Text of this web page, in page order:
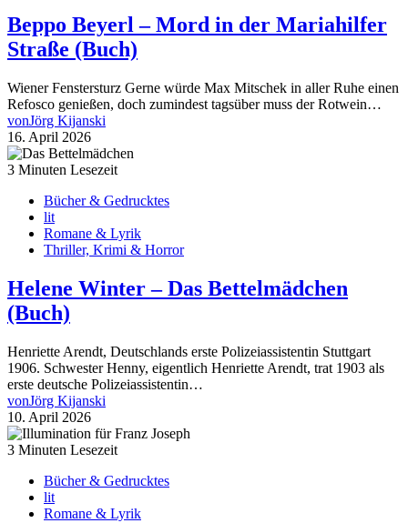
Beppo Beyerl – Mord in der Mariahilfer
Straße (Buch)
Wiener Fenstersturz Gerne würde Max Mitschek in aller Ruhe einen
Refosco genießen, doch zumindest tagsüber muss der Rotwein…
vonJörg Kijanski
16. April 2026
3 Minuten Lesezeit
Bücher & Gedrucktes
lit
Romane & Lyrik
Thriller, Krimi & Horror
Helene Winter – Das Bettelmädchen
(Buch)
Henriette Arendt, Deutschlands erste Polizeiassistentin Stuttgart
1906. Schwester Henny, eigentlich Henriette Arendt, trat 1903 als
erste deutsche Polizeiassistentin…
vonJörg Kijanski
10. April 2026
3 Minuten Lesezeit
Bücher & Gedrucktes
lit
Romane & Lyrik